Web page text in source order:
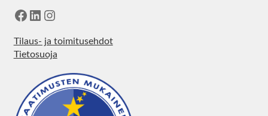
Facebook
LinkedIn
Instagram
Tilaus- ja toimitusehdot
Tietosuoja